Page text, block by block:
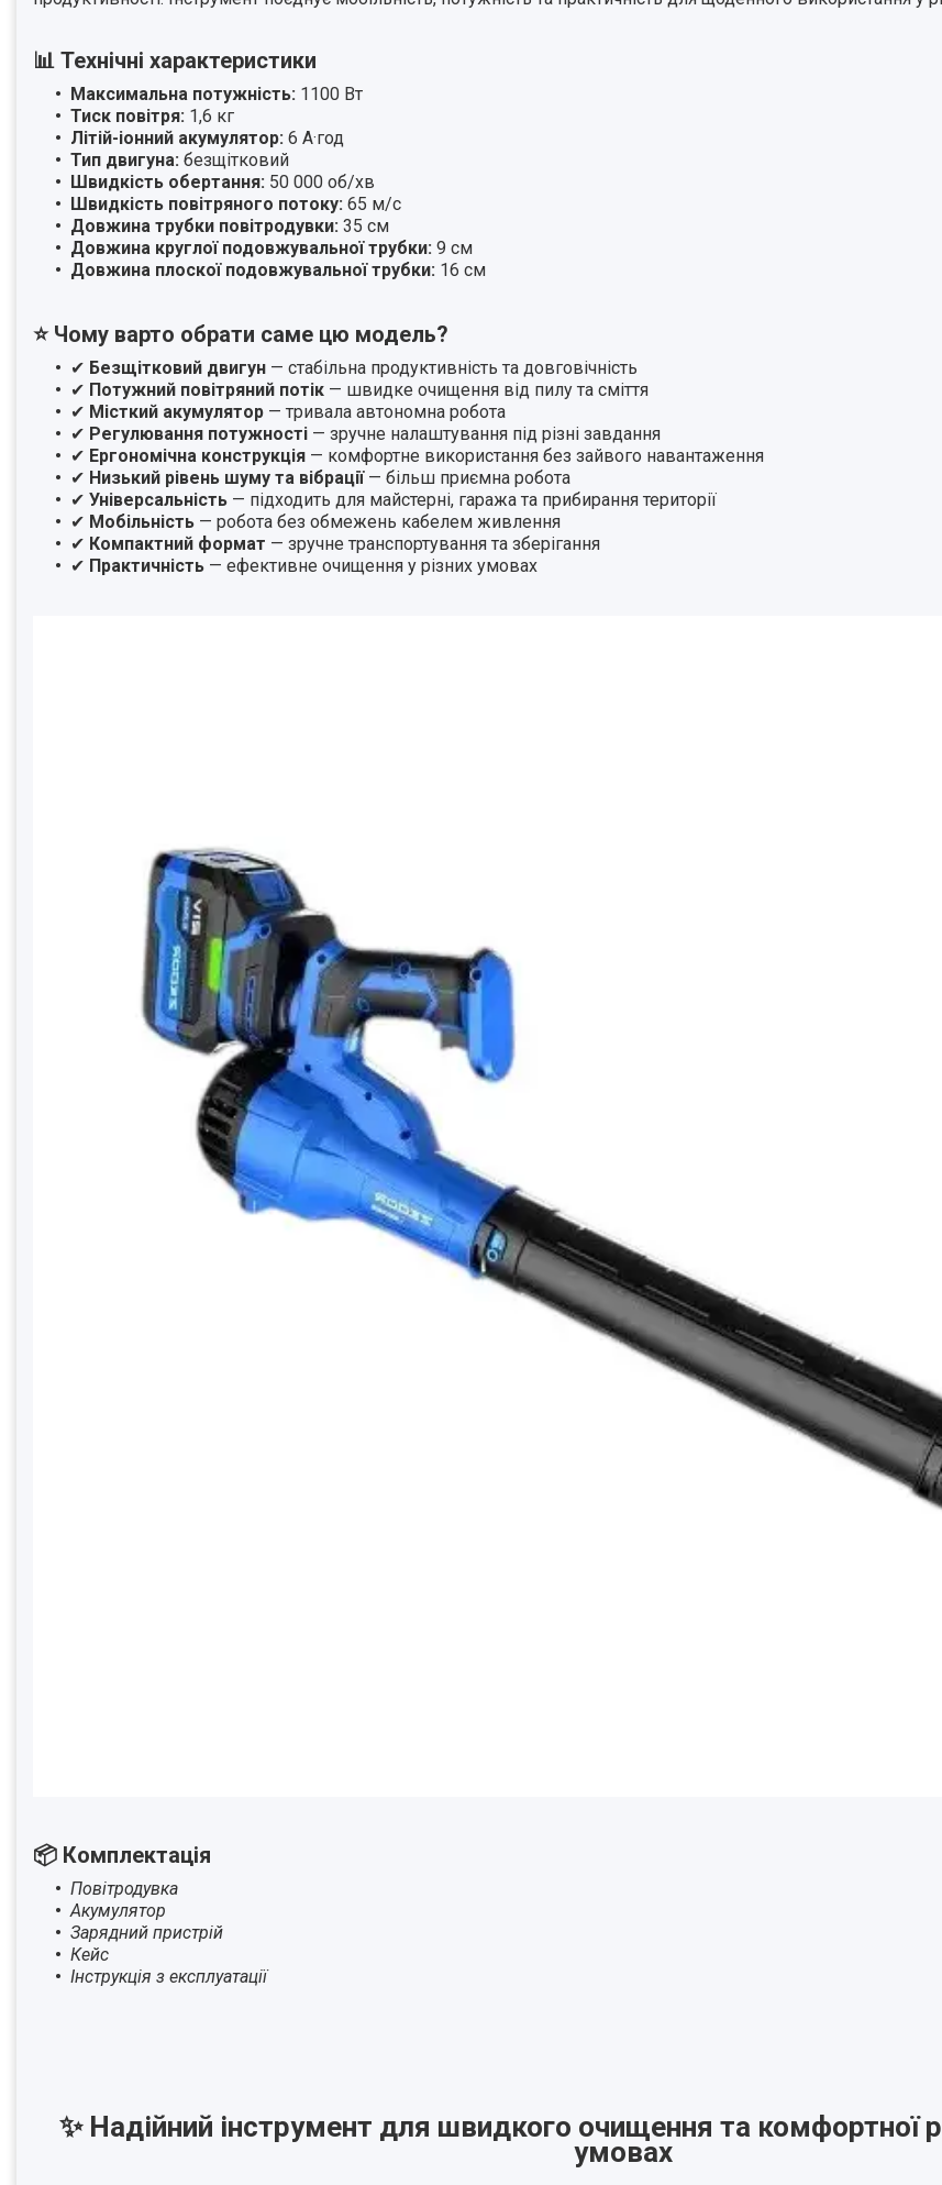
📊 Технічні характеристики
Максимальна потужність: 1100 Вт
Тиск повітря: 1,6 кг
Літій-іонний акумулятор: 6 А·год
Тип двигуна: безщітковий
Швидкість обертання: 50 000 об/хв
Швидкість повітряного потоку: 65 м/с
Довжина трубки повітродувки: 35 см
Довжина круглої подовжувальної трубки: 9 см
Довжина плоскої подовжувальної трубки: 16 см
⭐ Чому варто обрати саме цю модель?
✔ Безщітковий двигун — стабільна продуктивність та довговічність
✔ Потужний повітряний потік — швидке очищення від пилу та сміття
✔ Місткий акумулятор — тривала автономна робота
✔ Регулювання потужності — зручне налаштування під різні завдання
✔ Ергономічна конструкція — комфортне використання без зайвого навантаження
✔ Низький рівень шуму та вібрації— більш приємна робота
✔ Універсальність — підходить для майстерні, гаража та прибирання території
✔ Мобільність — робота без обмежень кабелем живлення
✔ Компактний формат — зручне транспортування та зберігання
✔ Практичність — ефективне очищення у різних умовах
📦 Комплектація
Повітродувка
Акумулятор
Зарядний пристрій
Кейс
Інструкція з експлуатації
✨ Надійний інструмент для швидкого очищення та комфортної
умовах